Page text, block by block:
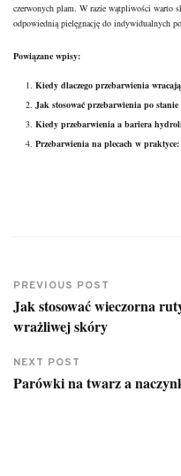
czerwonych plam. W razie wątpliwości warto
odpowiednią pielęgnację do indywidualnych
Powiązane wpisy:
Kiedy dlaczego przebarwienia
Jak stosować przebarwienia po
Kiedy przebarwienia a bariera
Przebarwienia na plecach w praktyce:
PREVIOUS POST
Jak stosować wieczorna
wrażliwej skóry
NEXT POST
Parówki na twarz a